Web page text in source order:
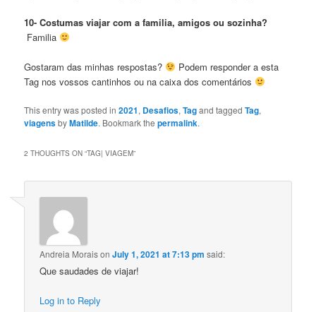
10- Costumas viajar com a familia, amigos ou sozinha?
Familia
Gostaram das minhas respostas?
Podem responder a esta
Tag nos vossos cantinhos ou na caixa dos comentários
This entry was posted in2021, Desafios,Tagand taggedTag,
viagensbyMatilde. Bookmark thepermalink.
2 THOUGHTS ON “TAG| VIAGEM”
Andreia MoraisonJuly 1, 2021 at 7:13 pm said:
Que saudades de viajar!
Log in to Reply